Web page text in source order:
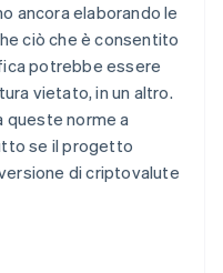
ancora elaborando le
ciò che è consentito
potrebbe essere
vietato, in un altro.
queste norme a
se il progetto
di criptovalute